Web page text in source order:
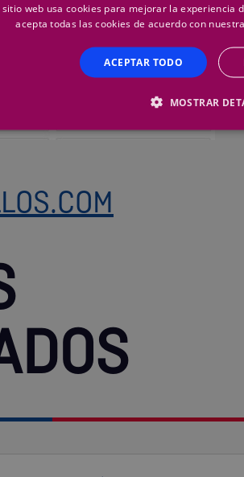
sitio web usa cookies para mejorar la experiencia
acepta todas las cookies de acuerdo con
ACEPTAR TODO
MOSTRAR